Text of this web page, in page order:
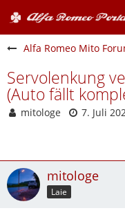
Alfa Romeo Mito
Servolenkung
(Auto fällt
mitologe 7. Juli
mitologe
Laie